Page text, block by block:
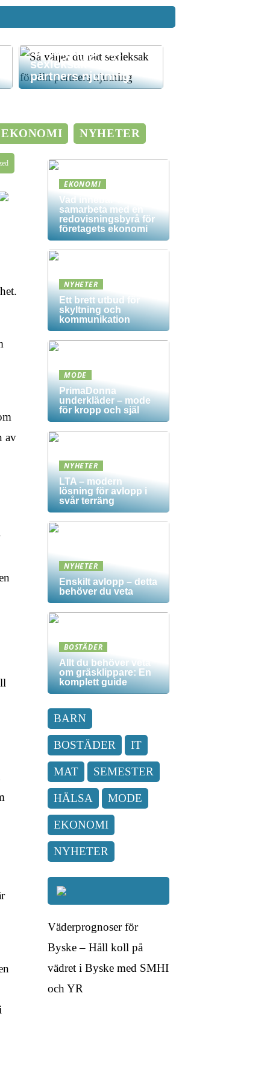
Så väljer du rätt
sexleksak för din
partners njutning
EKONOMI NYHETER
av
EKONOMI
Vad innebär det att
samarbeta med en
redovisningsbyrå för
företagets ekonomi
NYHETER
Ett brett utbud för
skyltning och
kommunikation
MODE
PrimaDonna
underkläder – mode
för kropp och själ
NYHETER
LTA – modern
lösning för avlopp i
svår terräng
NYHETER
Enskilt avlopp – detta
behöver du veta
BOSTÄDER
Allt du behöver veta
om gräsklippare: En
komplett guide
BARN
BOSTÄDER IT
MAT SEMESTER
HÄLSA MODE
EKONOMI
NYHETER
Väderprognoser för
Byske – Håll koll på
vädret i Byske med SMHI
och YR